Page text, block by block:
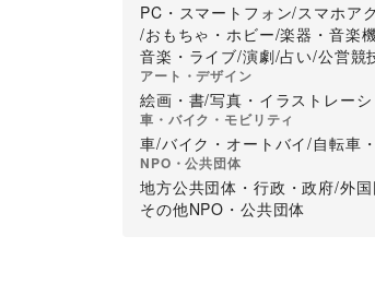
PC・スマートフォン/スマホア
/おもちゃ・ホビー/楽器・音楽
音楽・ライブ/演劇/占い/公営競
アート・デザイン
絵画・書/写真・イラストレー
車・バイク・モビリティ
車/バイク・オートバイ/自転車
NPO・公共団体
地方公共団体・行政・政府/外
その他NPO・公共団体